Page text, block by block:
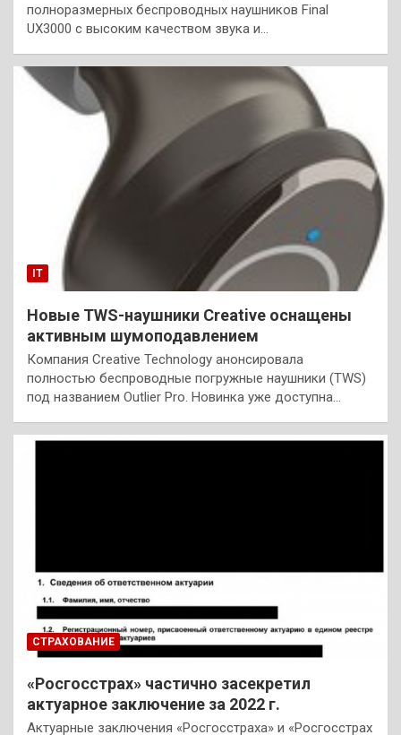
полноразмерных беспроводных наушников Final
UX3000 с высоким качеством звука и…
IT
Новые TWS-наушники Creative оснащены
активным шумоподавлением
Компания Creative Technology анонсировала
полностью беспроводные погружные наушники (TWS)
под названием Outlier Pro. Новинка уже доступна…
СТРАХОВАНИЕ
«Росгосстрах» частично засекретил
актуарное заключение за 2022 г.
Актуарные заключения «Росгосстраха» и «Росгосстрах